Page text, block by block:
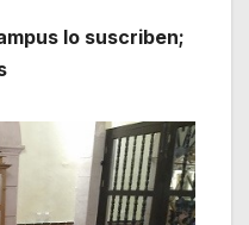
lo suscriben;